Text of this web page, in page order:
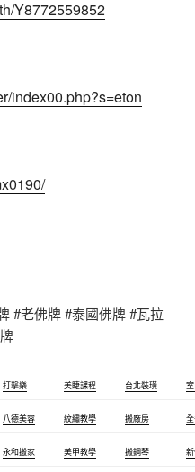
Y8772559852
index00.php?s=eton
#老佛牌 #泰國佛牌 #瓦拉
打擊樂 美睫課程 台北裝璜
八德美容 紋繡教學 搬廠房
永和搬家 美甲教學 搬鋼琴